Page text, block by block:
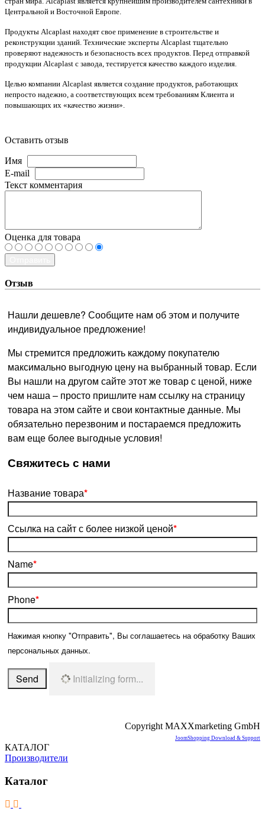
Центральной и Восточной Европе.
Продукты Alcaplast находят свое применение в строительстве и
реконструкции зданий. Технические эксперты Alcaplast тщательно
проверяют надежность и безопасность всех продуктов. Перед отправкой
продукции Alcaplast с завода, тестируется качество каждого изделия.
Целью компании Alcaplast является создание продуктов, работающих
непросто надежно, а соответствующих всем требованиям Клиента и
повышающих их «качество жизни».
Оставить отзыв
Имя
E-mail
Текст комментария
Оценка для товара
Отзыв
Нашли дешевле? Сообщите нам об этом и получите
индивидуальное предложение!
Мы стремится предложить каждому покупателю
максимально выгодную цену на выбранный товар. Если
Вы нашли на другом сайте этот же товар с ценой, ниже
чем наша – просто пришлите нам ссылку на страницу
товара на этом сайте и свои контактные данные. Мы
обязательно перезвоним и постараемся предложить
вам еще более выгодные условия!
­Свяжитесь с нами
Название товара*
Ссылка на сайт с более низкой ценой*
Name*
Phone*
Нажимая кнопку "Отправить", Вы соглашаетесь на обработку Ваших
персональных данных.
Send Initializing form...
Copyright MAXXmarketing GmbH
JoomShopping Download & Support
КАТАЛОГ
Производители
Каталог